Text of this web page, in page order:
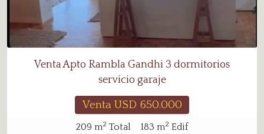
Venta Apto Rambla Gandhi 3 dormitorios
servicio garaje
Venta USD 650.000
209 m2 Total 183 m2 Edif